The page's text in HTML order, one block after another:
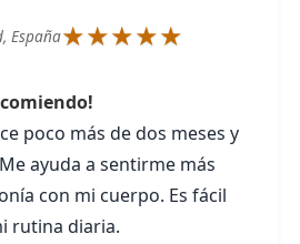
España★★★★★
poco más de dos meses y
ayuda a sentirme más
con mi cuerpo. Es fácil
rutina diaria.